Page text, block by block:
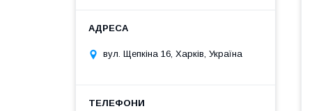
вул. Щепкіна 16, Харків, Україна